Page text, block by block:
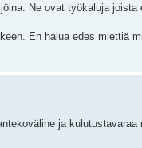
Ne ovat työkaluja
En halua edes miettiä
ja